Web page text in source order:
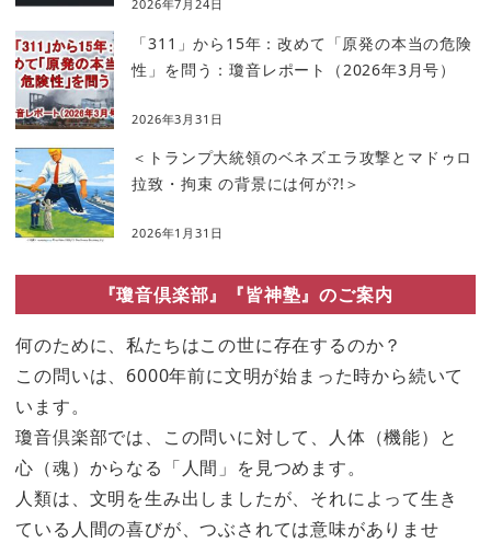
2026年7月24日
「311」から15年：改めて「原発の本当の危険
性」を問う：瓊音レポート（2026年3月号）
2026年3月31日
＜トランプ大統領のベネズエラ攻撃とマドゥロ
拉致・拘束 の背景には何が?!＞
2026年1月31日
『瓊音倶楽部』『皆神塾』のご案内
何のために、私たちはこの世に存在するのか？
この問いは、6000年前に文明が始まった時から続いて
います。
瓊音倶楽部では、この問いに対して、人体（機能）と
心（魂）からなる「人間」を見つめます。
人類は、文明を生み出しましたが、それによって生き
ている人間の喜びが、つぶされては意味がありませ